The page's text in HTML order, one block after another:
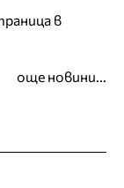
в
още новини...